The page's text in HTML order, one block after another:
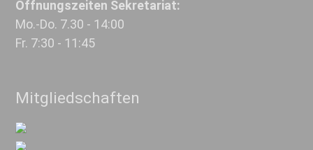
Öffnungszeiten Sekretariat:
Mo.-Do. 7.30 - 14:00
Fr. 7:30 - 11:45
Mitgliedschaften